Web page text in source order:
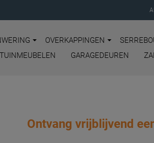
OVERKAPPINGEN
TUINMEUBELEN
GARAGEDEUREN
Ontvang vrijblijvend